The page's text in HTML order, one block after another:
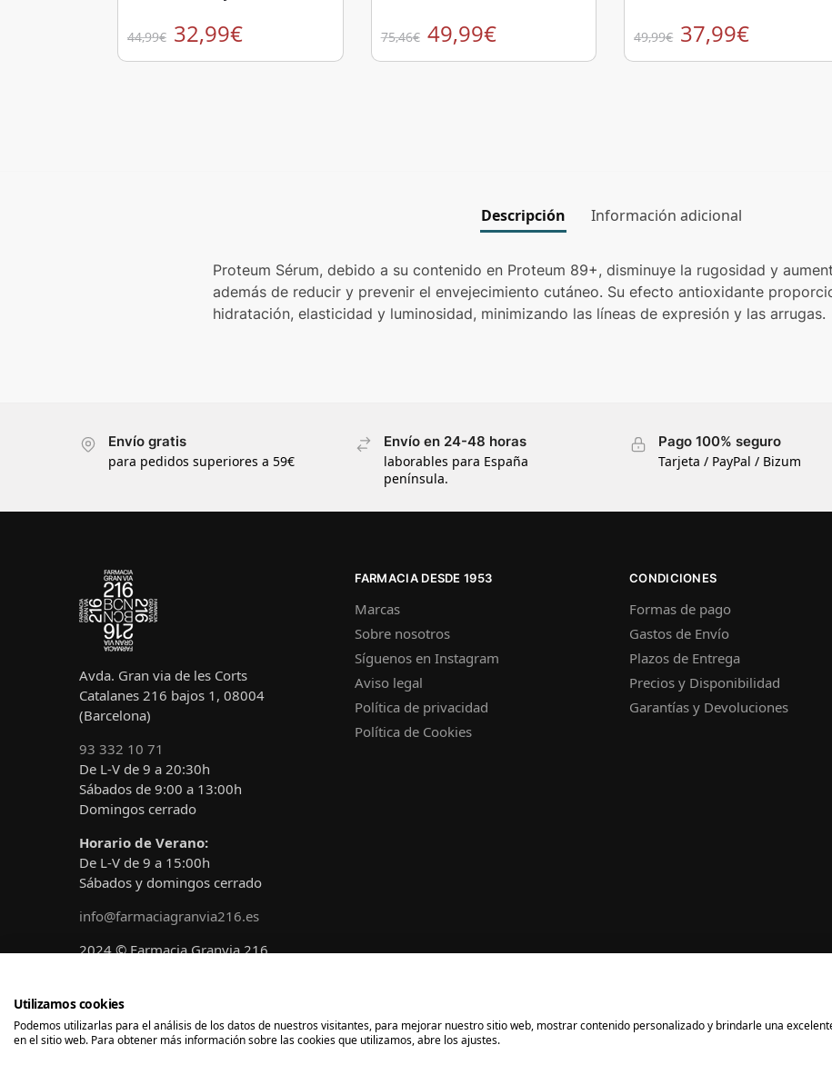
44,99€ 32,99€ 75,46€ 49,99€ 49,99€ 37,99€
Descripción Información adicional
Proteum Sérum, debido a su contenido en Proteum 89+, disminuye la rugosidad y
además de reducir y prevenir el envejecimiento cutáneo. Su efecto antioxidante
hidratación, elasticidad y luminosidad, minimizando las líneas de expresión y las arrugas.
Envío gratis
para pedidos superiores a 59€
Envío en 24-48 horas
laborables para España
península.
Pago 100% seguro
Tarjeta / PayPal / Bizum
Avda. Gran via de les Corts
Catalanes 216 bajos 1, 08004
(Barcelona)
93 332 10 71
De L-V de 9 a 20:30h
Sábados de 9:00 a 13:00h
Domingos cerrado
Horario de Verano:
De L-V de 9 a 15:00h
Sábados y domingos cerrado
info@farmaciagranvia216.es
2024 © Farmacia Granvia 216
FARMACIA DESDE 1953
Marcas
Sobre nosotros
Síguenos en Instagram
Aviso legal
Política de privacidad
Política de Cookies
CONDICIONES
Formas de pago
Gastos de Envío
Plazos de Entrega
Precios y Disponibilidad
Garantías y Devoluciones
Utilizamos cookies
Podemos utilizarlas para el análisis de los datos de nuestros visitantes, para mejorar nuestro sitio web, mostrar contenido personalizado y brindarle una
en el sitio web. Para obtener más información sobre las cookies que utilizamos, abre los ajustes.